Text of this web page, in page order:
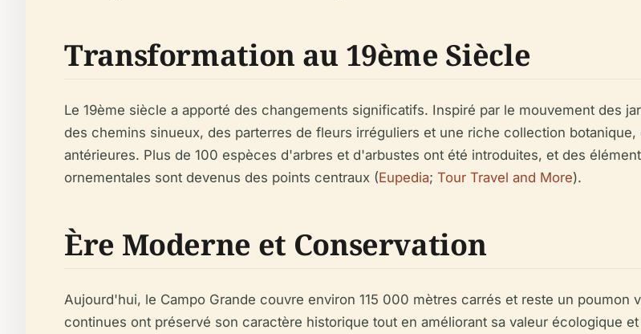
Transformation au 19ème Siècle
Le 19ème siècle a apporté des changements significatifs. Inspiré par le mouvement des
des chemins sinueux, des parterres de fleurs irréguliers et une riche collection
antérieures. Plus de 100 espèces d'arbres et d'arbustes ont été introduites, et des
ornementales sont devenus des points centraux (Eupedia; Tour Travel and More).
Ère Moderne et Conservation
Aujourd'hui, le Campo Grande couvre environ 115 000 mètres carrés et reste un poumon
continues ont préservé son caractère historique tout en améliorant sa valeur écologique